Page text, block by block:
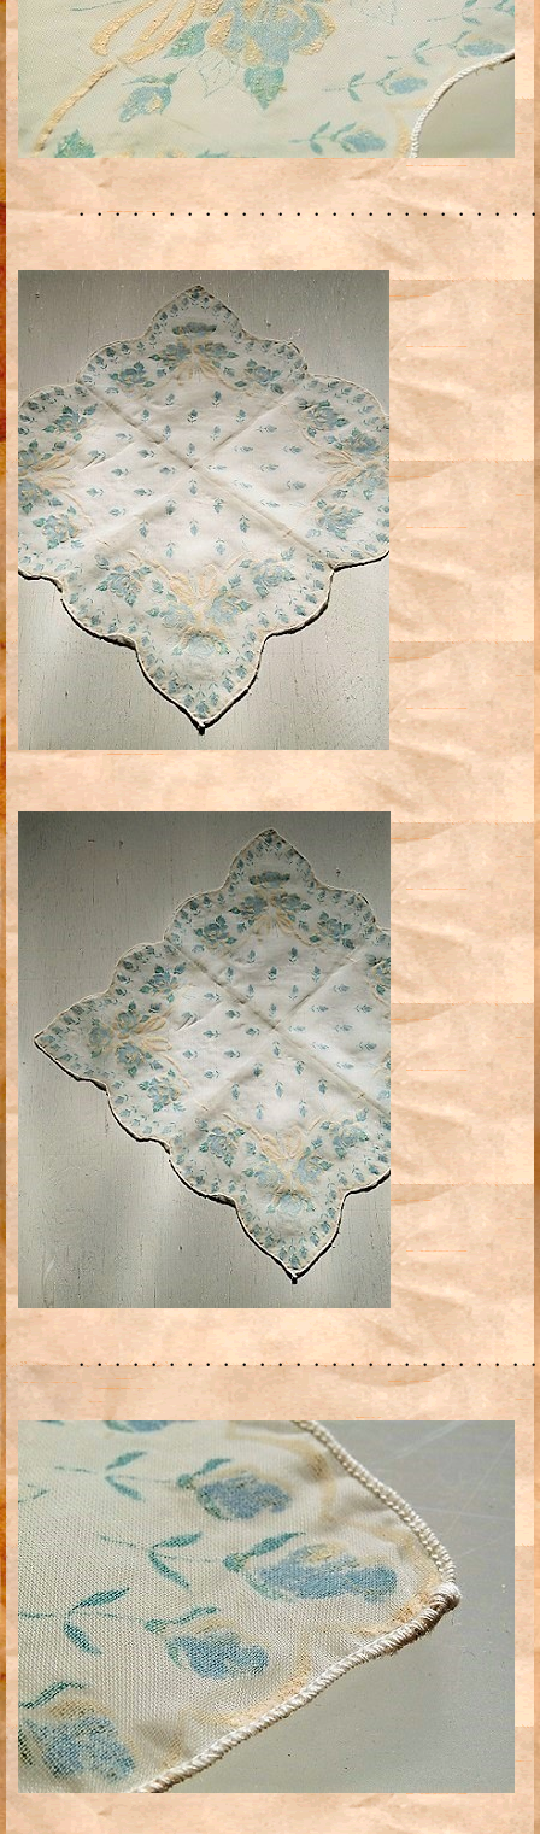
・・・・・・・・・・・・・・・・・・・・・・・・・・
・・・・・・・・・・・・・・・・・・・・・・・・・・